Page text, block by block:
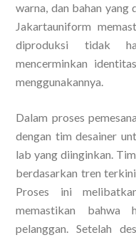
warna, dan bahan yang
Jakartauniform
diproduksi tidak
mencerminkan
menggunakannya.
Dalam proses
dengan tim desainer
lab yang diinginkan.
berdasarkan tren
Proses ini
memastikan bahwa
pelanggan. Setelah